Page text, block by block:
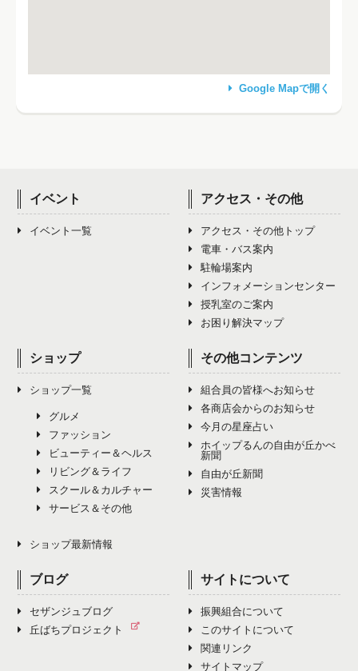
Google Mapで開く
イベント
イベント一覧
アクセス・その他
アクセス・その他トップ
電車・バス案内
駐輪場案内
インフォメーションセンター
授乳室のご案内
お困り解決マップ
ショップ
ショップ一覧
グルメ
ファッション
ビューティー＆ヘルス
リビング＆ライフ
スクール＆カルチャー
サービス＆その他
ショップ最新情報
その他コンテンツ
組合員の皆様へお知らせ
各商店会からのお知らせ
今月の星座占い
ホイップるんの自由が丘かべ
新聞
自由が丘新聞
災害情報
ブログ
セザンジュブログ
丘ばちプロジェクト
サイトについて
振興組合について
このサイトについて
関連リンク
サイトマップ